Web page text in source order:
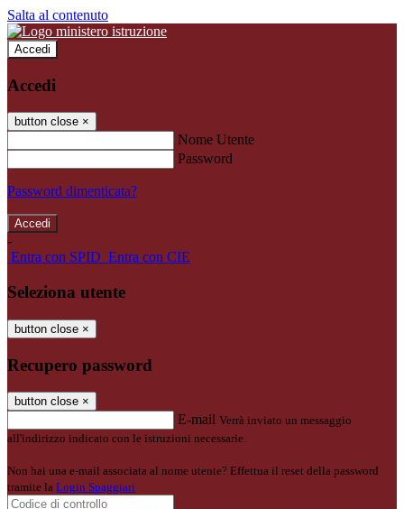
Salta al contenuto
Accedi
Accedi
button close ×
Nome Utente
Password
Password dimenticata?
-
Entra con SPID Entra con CIE
Seleziona utente
button close ×
Recupero password
button close ×
E-mail Verrà inviato un messaggio
all'indirizzo indicato con le istruzioni necessarie.
Non hai una e-mail associata al nome utente? Effettua il reset della password
tramite la Login Spaggiari